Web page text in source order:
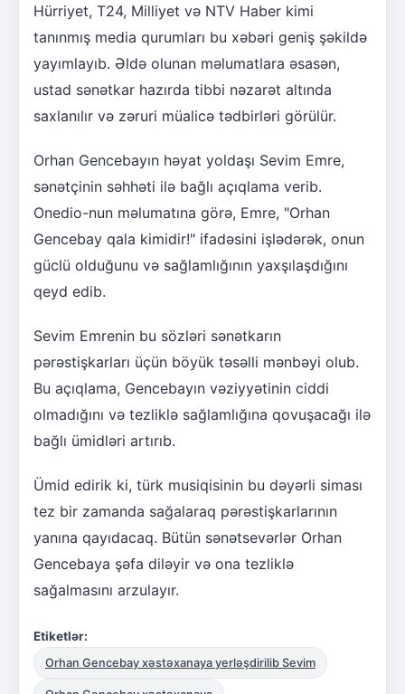
Hürriyet, T24, Milliyet və NTV Haber kimi
tanınmış media qurumları bu xəbəri geniş şəkildə
yayımlayıb. Əldə olunan məlumatlara əsasən,
ustad sənətkar hazırda tibbi nəzarət altında
saxlanılır və zəruri müalicə tədbirləri görülür.
Orhan Gencebayın həyat yoldaşı Sevim Emre,
sənətçinin səhhəti ilə bağlı açıqlama verib.
Onedio-nun məlumatına görə, Emre, "Orhan
Gencebay qala kimidir!" ifadəsini işlədərək, onun
güclü olduğunu və sağlamlığının yaxşılaşdığını
qeyd edib.
Sevim Emrenin bu sözləri sənətkarın
pərəstişkarları üçün böyük təsəlli mənbəyi olub.
Bu açıqlama, Gencebayın vəziyyətinin ciddi
olmadığını və tezliklə sağlamlığına qovuşacağı ilə
bağlı ümidləri artırıb.
Ümid edirik ki, türk musiqisinin bu dəyərli siması
tez bir zamanda sağalaraq pərəstişkarlarının
yanına qayıdacaq. Bütün sənətsevərlər Orhan
Gencebaya şəfa diləyir və ona tezliklə
sağalmasını arzulayır.
Etiketlər:
Orhan Gencebay xəstəxanaya yerləşdirilib Sevim